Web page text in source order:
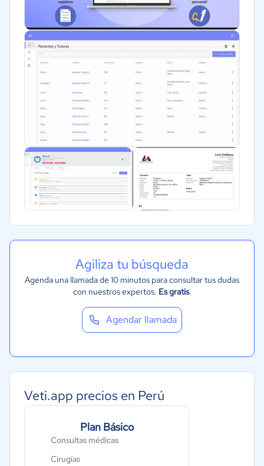
Agiliza tu búsqueda
Agenda una llamada de 10 minutos para consultar tus dudas
con nuestros expertos. Es gratis.
Agendar llamada
Veti.app precios en Perú
Plan Básico
Consultas médicas
Cirugías